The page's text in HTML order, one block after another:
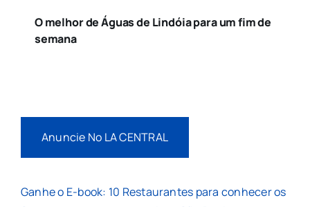
O melhor de Águas de Lindóia para um fim de
semana
Anuncie No LA CENTRAL
Ganhe o E-book: 10 Restaurantes para conhecer os